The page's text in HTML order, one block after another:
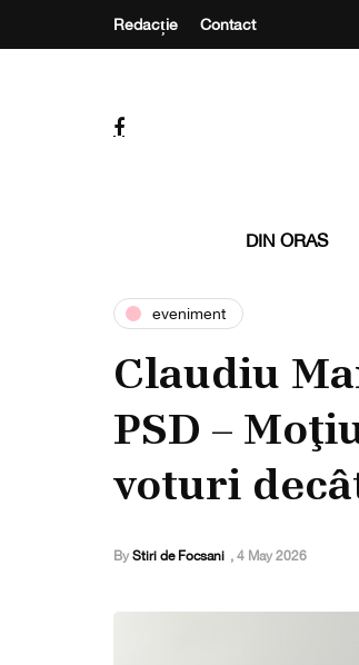
Redacție Contact
DIN ORAS
eveniment
Claudiu
PSD –
voturi
By Stiri de Focsani , 4 May 2026